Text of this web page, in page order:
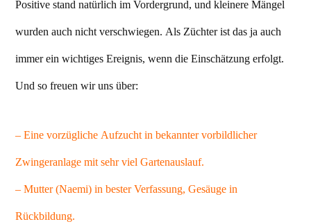
Positive stand natürlich im Vordergrund, und kleinere Mängel
wurden auch nicht verschwiegen. Als Züchter ist das ja auch
immer ein wichtiges Ereignis, wenn die Einschätzung erfolgt.
Und so freuen wir uns über:
– Eine vorzügliche Aufzucht in bekannter vorbildlicher
Zwingeranlage mit sehr viel Gartenauslauf.
– Mutter (Naemi) in bester Verfassung, Gesäuge in
Rückbildung.